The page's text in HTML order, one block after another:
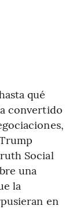
qué
convertido
Social
una
la
en